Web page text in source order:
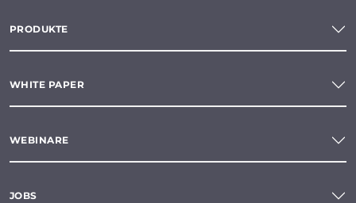
PRODUKTE
WHITE PAPER
WEBINARE
JOBS